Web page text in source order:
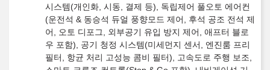
시스템(개인화, 시동, 결제 등), 독립제어 풀오토 에어컨
(운전석 & 동승석 듀얼 풍향모드 제어, 후석 공조 전석 제
어, 오토 디포그, 외부공기 유입 방지 제어, 애프터 블로
우 포함), 공기 청정 시스템(미세먼지 센서, 엔진룸 프리
필터, 항균 처리 고성능 콤비 필터), 고속도로 주행 보조,